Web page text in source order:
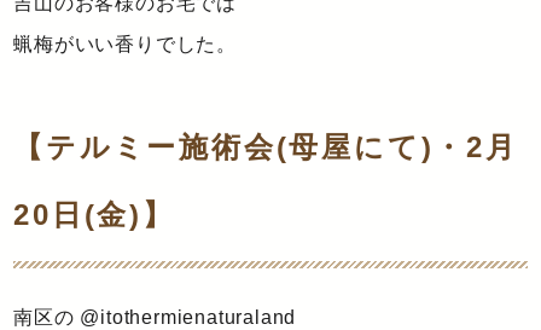
蝋梅がいい香りでした。
【テルミー施術会(母屋にて)・2月
20日(金)】
南区の @itothermienaturaland